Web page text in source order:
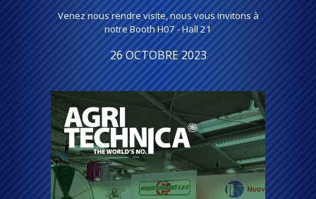
Venez nous rendre visite, nous vous invitons à
notre Booth H07 - Hall 21
26 OCTOBRE 2023